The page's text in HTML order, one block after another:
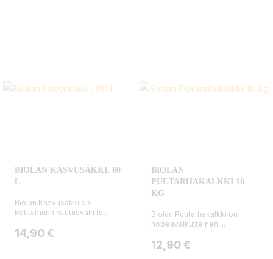
BIOLAN KASVUSÄKKI, 60
L
Biolan Kasvusäkki on
kotitarhurin istutusvalmis...
Hinta
14,90 €
BIOLAN
PUUTARHAKALKKI 10
KG
Biolan Puutarhakalkki on
nopeavaikutteinen,...
Hinta
12,90 €